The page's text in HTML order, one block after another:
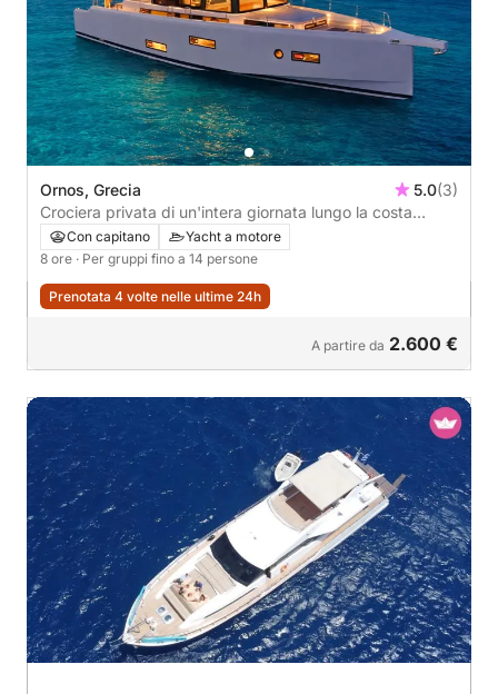
Ornos, Grecia 5.0(3)
Crociera privata di un'intera giornata lungo la costa
meridionale o tra Delos e Rhenia.
Con capitano
Yacht a motore
8 ore · Per gruppi fino a 14 persone
Prenotata 4 volte nelle ultime 24h
A partire da 2.600 €